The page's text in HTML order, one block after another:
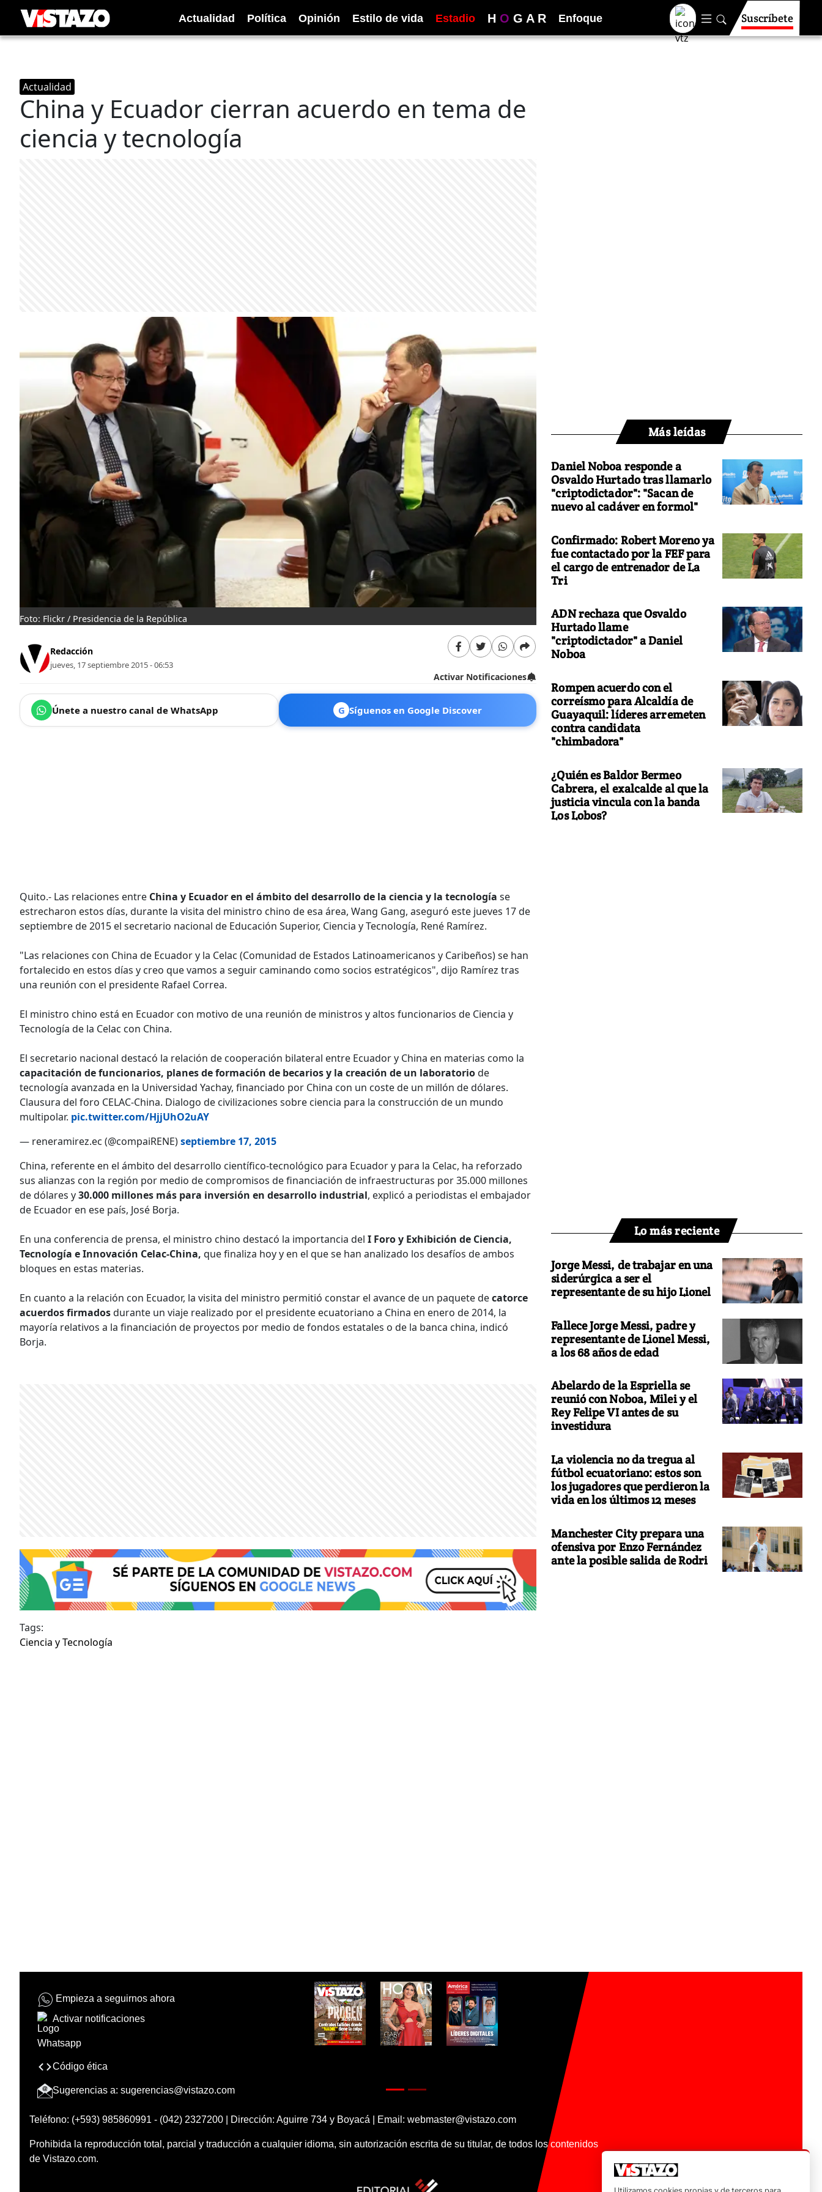
Actualidad Política Opinión Estilo de vida Estadio H O G A R Enfoque Suscríbete
Actualidad
China y Ecuador cierran acuerdo en tema de
ciencia y tecnología
Foto: Flickr / Presidencia de la República
Redacción
jueves, 17 septiembre 2015 - 06:53
Activar Notificaciones
Únete a nuestro canal de WhatsApp G Síguenos en Google Discover
Quito.- Las relaciones entre China y Ecuador en el ámbito del desarrollo de la ciencia y la tecnología se
estrecharon estos días, durante la visita del ministro chino de esa área, Wang Gang, aseguró este jueves 17 de
septiembre de 2015 el secretario nacional de Educación Superior, Ciencia y Tecnología, René Ramírez.
"Las relaciones con China de Ecuador y la Celac (Comunidad de Estados Latinoamericanos y Caribeños) se han
fortalecido en estos días y creo que vamos a seguir caminando como socios estratégicos", dijo Ramírez tras
una reunión con el presidente Rafael Correa.
El ministro chino está en Ecuador con motivo de una reunión de ministros y altos funcionarios de Ciencia y
Tecnología de la Celac con China.
El secretario nacional destacó la relación de cooperación bilateral entre Ecuador y China en materias como la
capacitación de funcionarios, planes de formación de becarios y la creación de un laboratoriode
tecnología avanzada en la Universidad Yachay, financiado por China con un coste de un millón de dólares.
Clausura del foro CELAC-China. Dialogo de civilizaciones sobre ciencia para la construcción de un mundo
multipolar. pic.twitter.com/HjjUhO2uAY
— reneramirez.ec (@compaiRENE)septiembre 17, 2015
China, referente en el ámbito del desarrollo científico-tecnológico para Ecuador y para la Celac, ha reforzado
sus alianzas con la región por medio de compromisos de financiación de infraestructuras por 35.000 millones
de dólares y30.000 millones más para inversión en desarrollo industrial, explicó a periodistas el embajador
de Ecuador en ese país, José Borja.
En una conferencia de prensa, el ministro chino destacó la importancia del I Foro y Exhibición de Ciencia,
Tecnología e Innovación Celac-China, que finaliza hoy y en el que se han analizado los desafíos de ambos
bloques en estas materias.
En cuanto a la relación con Ecuador, la visita del ministro permitió constar el avance de un paquete decatorce
acuerdos firmadosdurante un viaje realizado por el presidente ecuatoriano a China en enero de 2014, la
mayoría relativos a la financiación de proyectos por medio de fondos estatales o de la banca china, indicó
Borja.
Tags:
Ciencia y Tecnología
Más leídas
Daniel Noboa responde a
Osvaldo Hurtado tras llamarlo
"criptodictador": "Sacan de
nuevo al cadáver en formol"
Confirmado: Robert Moreno ya
fue contactado por la FEF para
el cargo de entrenador de La
Tri
ADN rechaza que Osvaldo
Hurtado llame
"criptodictador" a Daniel
Noboa
Rompen acuerdo con el
correísmo para Alcaldía de
Guayaquil: líderes arremeten
contra candidata
"chimbadora"
¿Quién es Baldor Bermeo
Cabrera, el exalcalde al que la
justicia vincula con la banda
Los Lobos?
Lo más reciente
Jorge Messi, de trabajar en una
siderúrgica a ser el
representante de su hijo Lionel
Fallece Jorge Messi, padre y
representante de Lionel Messi,
a los 68 años de edad
Abelardo de la Espriella se
reunió con Noboa, Milei y el
Rey Felipe VI antes de su
investidura
La violencia no da tregua al
fútbol ecuatoriano: estos son
los jugadores que perdieron la
vida en los últimos 12 meses
Manchester City prepara una
ofensiva por Enzo Fernández
ante la posible salida de Rodri
Empieza a seguirnos ahora
Activar notificaciones
Código ética
Sugerencias a: sugerencias@vistazo.com
Teléfono: (+593) 985860991 - (042) 2327200 | Dirección: Aguirre 734 y Boyacá | Email: webmaster@vistazo.com
Prohibida la reproducción total, parcial y traducción a cualquier idioma, sin autorización escrita de su titular, de todos los contenidos
de Vistazo.com.